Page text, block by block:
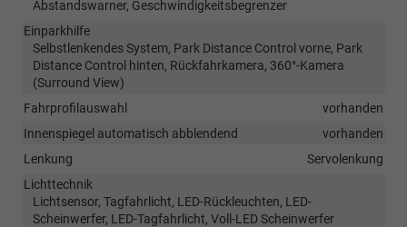
Abstandswarner, Geschwindigkeitsbegrenzer
Einparkhilfe
Selbstlenkendes System, Park Distance Control vorne, Park
Distance Control hinten, Rückfahrkamera, 360°-Kamera
(Surround View)
Fahrprofilauswahl
vorhanden
Innenspiegel automatisch abblendend
vorhanden
Lenkung
Servolenkung
Lichttechnik
Lichtsensor, Tagfahrlicht, LED-Rückleuchten, LED-
Scheinwerfer, LED-Tagfahrlicht, Voll-LED Scheinwerfer